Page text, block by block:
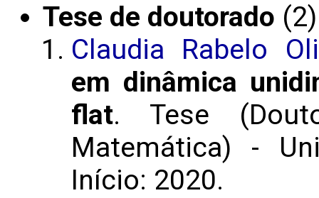
Tese de doutorado (2)
Claudia Rabelo
em dinâmica
flat. Tese
Matemática) -
Início: 2020.